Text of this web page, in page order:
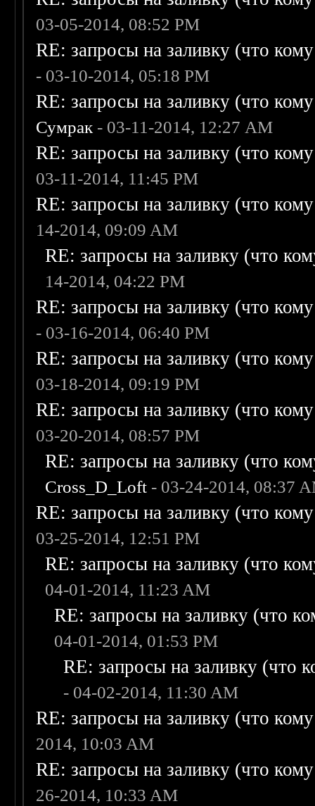
03-05-2014, 08:52 PM
RE: запросы на заливку (что
- 03-10-2014, 05:18 PM
RE: запросы на заливку (что
Сумрак - 03-11-2014, 12:27 AM
RE: запросы на заливку (что
03-11-2014, 11:45 PM
RE: запросы на заливку (что
14-2014, 09:09 AM
RE: запросы на заливку (что
14-2014, 04:22 PM
RE: запросы на заливку (что
- 03-16-2014, 06:40 PM
RE: запросы на заливку (что
03-18-2014, 09:19 PM
RE: запросы на заливку (что
03-20-2014, 08:57 PM
RE: запросы на заливку (что
Cross_D_Loft - 03-24-2014, 08:37
RE: запросы на заливку (что
03-25-2014, 12:51 PM
RE: запросы на заливку (что
04-01-2014, 11:23 AM
RE: запросы на заливку (что
04-01-2014, 01:53 PM
RE: запросы на заливку (что
- 04-02-2014, 11:30 AM
RE: запросы на заливку (что
2014, 10:03 AM
RE: запросы на заливку (что
26-2014, 10:33 AM